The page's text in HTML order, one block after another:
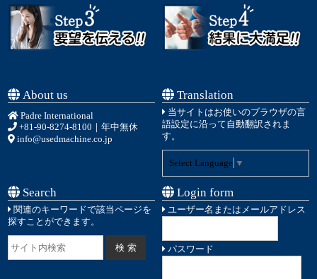
About us
Padre International
+81-90-8274-8100 ｜年中無休
info@usedmachine.co.jp
Translation
当サイトはお使いのブラウザの言
語設定に沿って自動翻訳されま
す。
Select Language ▼
Search
関連のキーワードで該当ページを
探すことができます。
Login form
ユーザー名またはメールアドレス
パスワード